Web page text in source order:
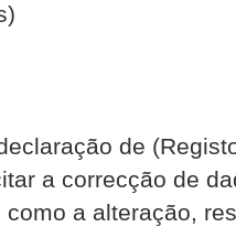
de
a correcção de
a alteração,